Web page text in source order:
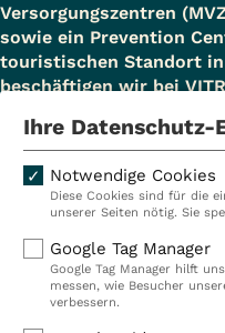
Versorgungszentren
sowie ein Prevention
touristischen Standort in
beschäftigen wir bei
Kliniken
Reha
Prävention
VITREA Deutschland
Ihre Datenschutz-
Notwendige Cookies
Diese Cookies sind für die
unserer Seiten nötig. Sie
Google Tag Manager
Google Tag Manager hilft
messen, wie Besucher
verbessern.